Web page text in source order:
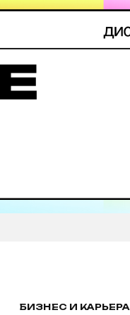
БИЗНЕС И КАРЬЕРА